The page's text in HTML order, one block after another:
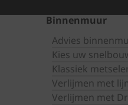
Binnenmuur
Advies
Kies uw
Klassiek
Verlijmen met
Verlijmen met